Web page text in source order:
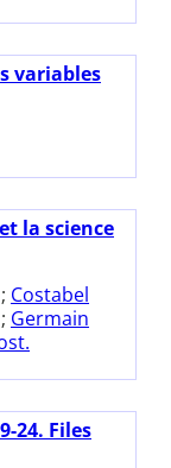
variables
la science
; Costabel
; Germain
24. Files